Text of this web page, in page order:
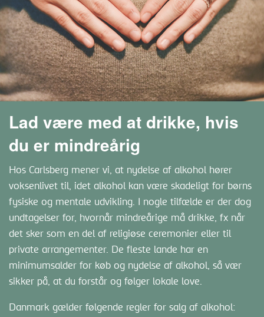
Lad være med at drikke, hvis
du er mindreårig
Hos Carlsberg mener vi, at nydelse af alkohol hører
voksenlivet til, idet alkohol kan være skadeligt for børns
fysiske og mentale udvikling. I nogle tilfælde er der dog
undtagelser for, hvornår mindreårige må drikke, fx når
det sker som en del af religiøse ceremonier eller til
private arrangementer. De fleste lande har en
minimumsalder for køb og nydelse af alkohol, så vær
sikker på, at du forstår og følger lokale love.
Danmark gælder følgende regler for salg af alkohol: